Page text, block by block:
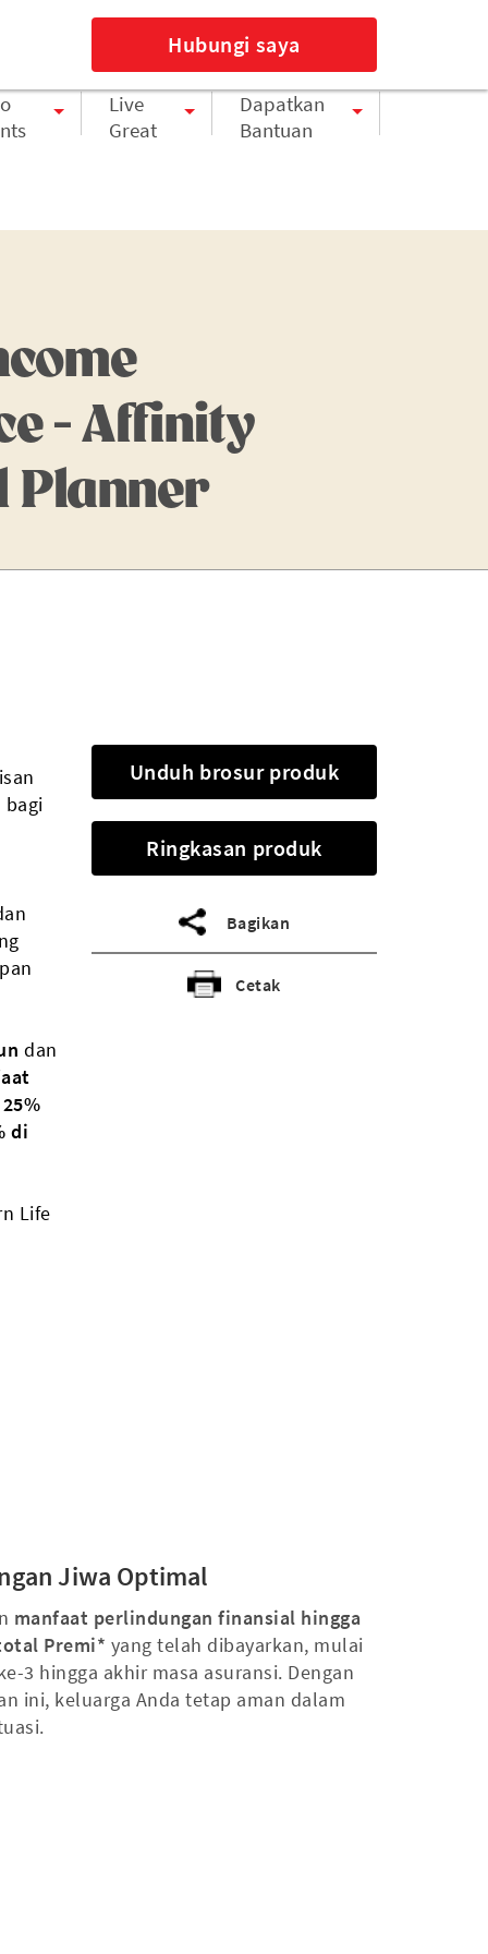
Live
Great
Dapatkan
Bantuan
- Affinity
Planner
Hubungi saya
dan
di
Life
Unduh brosur produk
Ringkasan produk
Bagikan
Cetak
Jiwa Optimal
manfaat perlindungan finansial hingga
Premi* yang telah dibayarkan, mulai
3 hingga akhir masa asuransi. Dengan
ini, keluarga Anda tetap aman dalam